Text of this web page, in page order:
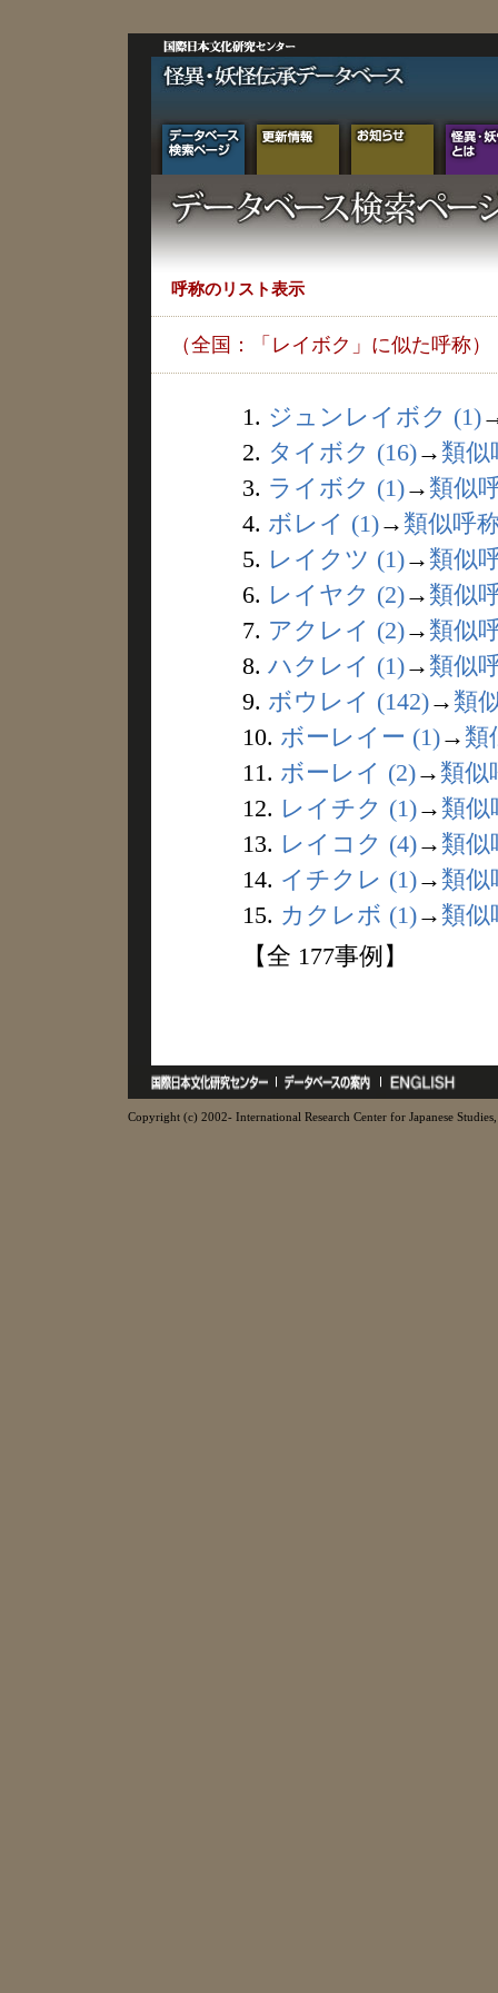
呼称のリスト表示
（全国：「レイボク」に似た呼称）
1. ジュンレイボク (1)
2. タイボク (16)→ 類似
3. ライボク (1)→ 類似
4. ボレイ (1)→ 類似呼
5. レイクツ (1)→ 類似
6. レイヤク (2)→ 類似
7. アクレイ (2)→ 類似
8. ハクレイ (1)→ 類似
9. ボウレイ (142)→ 類
10. ボーレイー (1)→ 類
11. ボーレイ (2)→ 類似
12. レイチク (1)→ 類似
13. レイコク (4)→ 類似
14. イチクレ (1)→ 類似
15. カクレボ (1)→ 類似
【全 177事例】
Copyright (c) 2002- International Research Center for Japanese